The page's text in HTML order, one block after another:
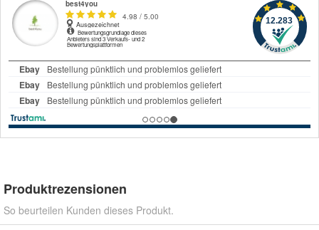
Produktrezensionen
So beurteilen Kunden dieses Produkt.